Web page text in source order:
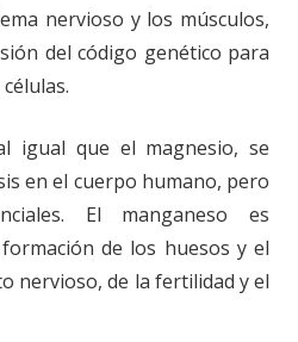
nervioso y los músculos,
del código genético para
igual que el magnesio, se
en el cuerpo humano, pero
El manganeso es
de los huesos y el
nervioso, de la fertilidad y el